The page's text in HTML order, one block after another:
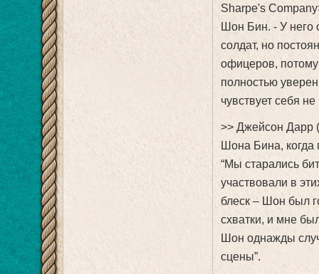
Sharpe's
Шон Бин. - У него
солдат, но
офицеров,
полностью
чувствует себя
>> Джейсон Дарр
Шона Бина, когда
“Мы старались
участвовали в
блеск – Шон был
схватки, и мне
Шон однажды
сцены”.